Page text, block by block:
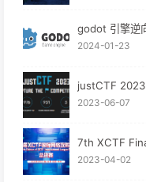
godot 引擎逆
2024-01-23
justCTF 2023
2023-06-07
7th XCTF
2023-04-02